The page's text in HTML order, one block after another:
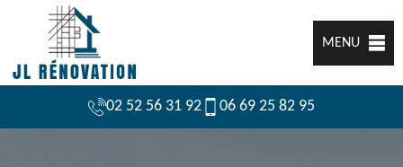
MENU
02 52 56 31 92 06 69 25 82 95